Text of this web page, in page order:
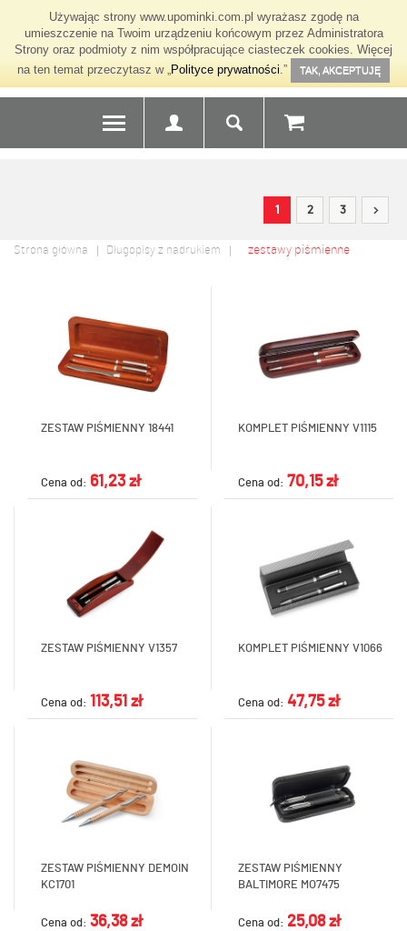
Używając strony www.upominki.com.pl wyrażasz zgodę na
umieszczenie na Twoim urządzeniu końcowym przez Administratora
Strony oraz podmioty z nim współpracujące ciasteczek cookies. Więcej
na ten temat przeczytasz w „Polityce prywatności.” TAK, AKCEPTUJĘ
1 2 3
Strona główna Długopisy z nadrukiem zestawy piśmienne
ZESTAW PIŚMIENNY 18441
Cena od: 61,23 zł
KOMPLET PIŚMIENNY V1115
Cena od: 70,15 zł
ZESTAW PIŚMIENNY V1357
Cena od: 113,51 zł
KOMPLET PIŚMIENNY V1066
Cena od: 47,75 zł
ZESTAW PIŚMIENNY DEMOIN
KC1701
Cena od: 36,38 zł
ZESTAW PIŚMIENNY
BALTIMORE MO7475
Cena od: 25,08 zł